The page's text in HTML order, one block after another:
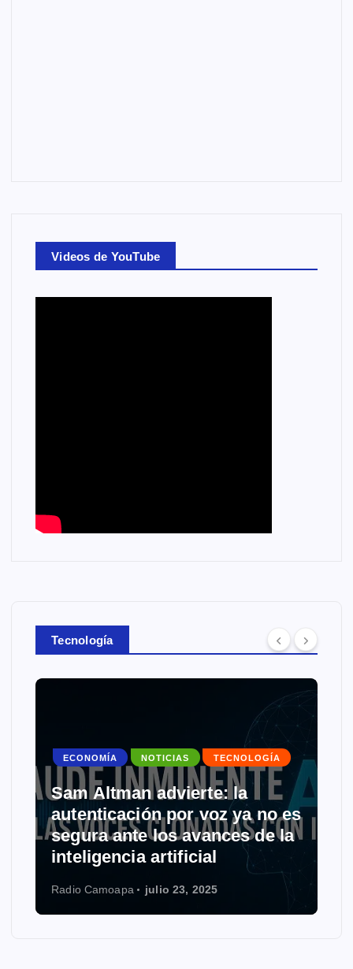
Videos de YouTube
Tecnología
ECONOMÍA NOTICIAS TECNOLOGÍA
Sam Altman advierte: la
autenticación por voz ya no es
segura ante los avances de la
inteligencia artificial
Radio Camoapa julio 23, 2025